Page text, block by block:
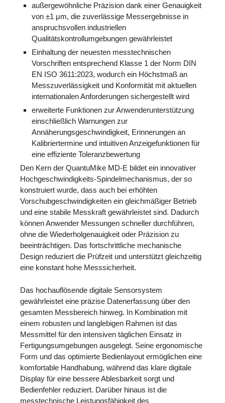
außergewöhnliche Präzision dank einer Genauigkeit
von ±1 μm, die zuverlässige Messergebnisse in
anspruchsvollen industriellen
Qualitätskontrollumgebungen gewährleistet
Einhaltung der neuesten messtechnischen
Vorschriften entsprechend Klasse 1 der Norm DIN
EN ISO 3611:2023, wodurch ein Höchstmaß an
Messzuverlässigkeit und Konformität mit aktuellen
internationalen Anforderungen sichergestellt wird
erweiterte Funktionen zur Anwenderunterstützung
einschließlich Warnungen zur
Annäherungsgeschwindigkeit, Erinnerungen an
Kalibriertermine und intuitiven Anzeigefunktionen für
eine effiziente Toleranzbewertung
Den Kern der QuantuMike MD-E bildet ein innovativer
Hochgeschwindigkeits-Spindelmechanismus, der so
konstruiert wurde, dass auch bei erhöhten
Vorschubgeschwindigkeiten ein gleichmäßiger Betrieb
und eine stabile Messkraft gewährleistet sind. Dadurch
können Anwender Messungen schneller durchführen,
ohne die Wiederholgenauigkeit oder Präzision zu
beeinträchtigen. Das fortschrittliche mechanische
Design reduziert die Prüfzeit und unterstützt gleichzeitig
eine konstant hohe Messsicherheit.
Das hochauflösende digitale Sensorsystem
gewährleistet eine präzise Datenerfassung über den
gesamten Messbereich hinweg. In Kombination mit
einem robusten und langlebigen Rahmen ist das
Messmittel für den intensiven täglichen Einsatz in
Fertigungsumgebungen ausgelegt. Seine ergonomische
Form und das optimierte Bedienlayout ermöglichen eine
komfortable Handhabung, während das klare digitale
Display für eine bessere Ablesbarkeit sorgt und
Bedienfehler reduziert. Darüber hinaus ist die
messtechnische Leistungsfähigkeit des